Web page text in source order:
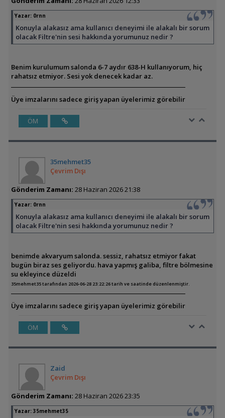
Yazar: 0rnn
Konuyla alakasız ama kullanıcı deneyimi ile alakalı bir sorum
olacak Filtre'nin sesi hakkında yorumunuz nedir ?
Benim kurulumum salonda 6-7 aydır 638-H kullanıyorum, hiç
rahatsız etmiyor. Sesi yok denecek kadar az.
Üye imzalarını sadece giriş yapan üyelerimiz görebilir
ÖM
35mehmet35
Çevrim Dışı
Gönderim Zamanı: 28 Haziran 2026 21:38
Yazar: 0rnn
Konuyla alakasız ama kullanıcı deneyimi ile alakalı bir sorum
olacak Filtre'nin sesi hakkında yorumunuz nedir ?
benimde akvaryum salonda. sessiz, rahatsız etmiyor fakat
bugün biraz ses geliyordu. hava yapmış galiba, filtre bölmesine
su ekleyince düzeldi
35mehmet35 tarafından 2026-06-28 23:22:26 tarih ve saatinde düzenlenmiştir.
Üye imzalarını sadece giriş yapan üyelerimiz görebilir
ÖM
Zaid
Çevrim Dışı
Gönderim Zamanı: 28 Haziran 2026 23:35
Yazar: 35mehmet35